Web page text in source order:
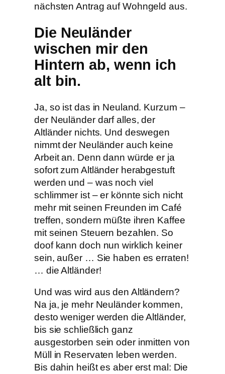
nächsten Antrag auf Wohngeld aus.
Die Neuländer
wischen mir den
Hintern ab, wenn ich
alt bin.
Ja, so ist das in Neuland. Kurzum –
der Neuländer darf alles, der
Altländer nichts. Und deswegen
nimmt der Neuländer auch keine
Arbeit an. Denn dann würde er ja
sofort zum Altländer herabgestuft
werden und – was noch viel
schlimmer ist – er könnte sich nicht
mehr mit seinen Freunden im Café
treffen, sondern müßte ihren Kaffee
mit seinen Steuern bezahlen. So
doof kann doch nun wirklich keiner
sein, außer … Sie haben es erraten!
… die Altländer!
Und was wird aus den Altländern?
Na ja, je mehr Neuländer kommen,
desto weniger werden die Altländer,
bis sie schließlich ganz
ausgestorben sein oder inmitten von
Müll in Reservaten leben werden.
Bis dahin heißt es aber erst mal: Die